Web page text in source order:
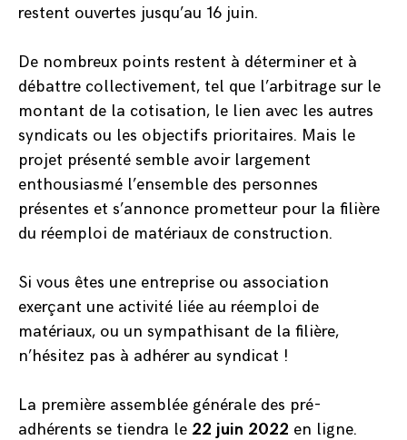
restent ouvertes jusqu’au 16 juin.
De nombreux points restent à déterminer et à
débattre collectivement, tel que l’arbitrage sur le
montant de la cotisation, le lien avec les autres
syndicats ou les objectifs prioritaires. Mais le
projet présenté semble avoir largement
enthousiasmé l’ensemble des personnes
présentes et s’annonce prometteur pour la filière
du réemploi de matériaux de construction.
Si vous êtes une entreprise ou association
exerçant une activité liée au réemploi de
matériaux, ou un sympathisant de la filière,
n’hésitez pas à adhérer au syndicat !
La première assemblée générale des pré-
adhérents se tiendra le 22 juin 2022 en ligne.